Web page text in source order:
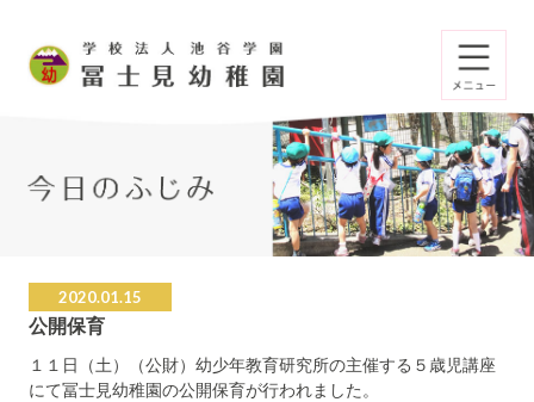
2020.01.15
公開保育
１１日（土）（公財）幼少年教育研究所の主催する５歳児講座
にて冨士見幼稚園の公開保育が行われました。